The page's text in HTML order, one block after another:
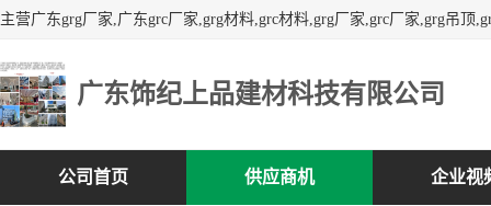
广东饰纪上品建材科技有限公司
公司首页 供应商机 企业视